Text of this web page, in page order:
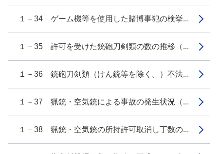
１－34 ゲーム機等を使用した賭博事犯の検挙...
１－35 許可を受けた銃砲刀剣類の数の推移（...
１－36 銃砲刀剣類（けん銃等を除く。）不法...
１－37 猟銃・空気銃による事故の発生状況（...
１－38 猟銃・空気銃の所持許可取消し丁数の...